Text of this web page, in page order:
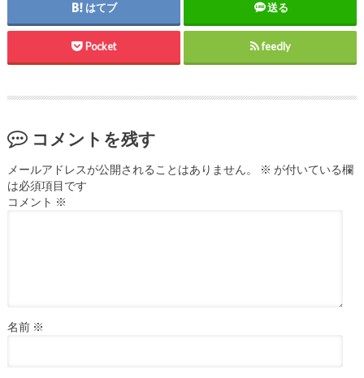
はてブ 送る
Pocket feedly
コメントを残す
メールアドレスが公開されることはありません。 ※ が付いている欄
は必須項目です
コメント ※
名前 ※